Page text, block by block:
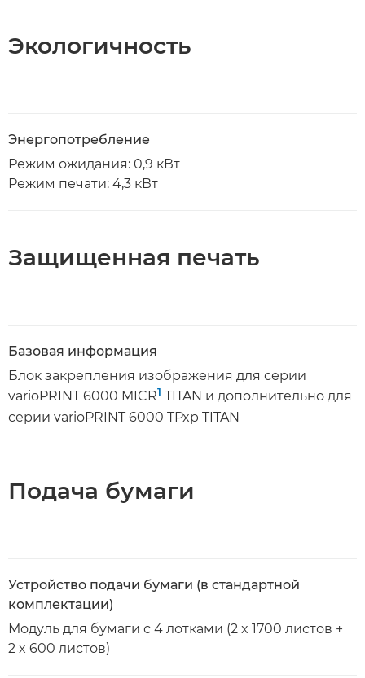
Экологичность
Энергопотребление
Режим ожидания: 0,9 кВт
Режим печати: 4,3 кВт
Защищенная печать
Базовая информация
Блок закрепления изображения для серии
varioPRINT 6000 MICR1 TITAN и дополнительно для
серии varioPRINT 6000 TPxp TITAN
Подача бумаги
Устройство подачи бумаги (в стандартной
комплектации)
Модуль для бумаги с 4 лотками (2 x 1700 листов +
2 x 600 листов)